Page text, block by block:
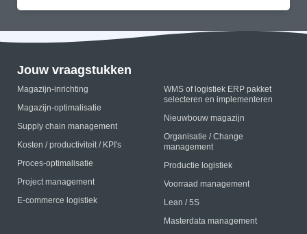
Jouw vraagstukken
Magazijn-inrichting
Magazijn-optimalisatie
Supply chain management
Kosten / productiviteit / KPI's
Proces-optimalisatie
Project management
E-commerce logistiek
WMS of logistiek ERP pakket
selecteren en implementeren
Nieuwbouw magazijn
Organisatie / Change
management
Productie logistiek
Voorraad management
Lean / 5S
Masterdata management